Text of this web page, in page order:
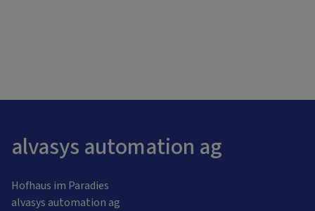
alvasys automation ag
Hofhaus im Paradies
alvasys automation ag